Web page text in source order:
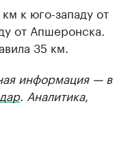
к юго-западу от
от Апшеронска.
35 км.
информация — в
. Аналитика,